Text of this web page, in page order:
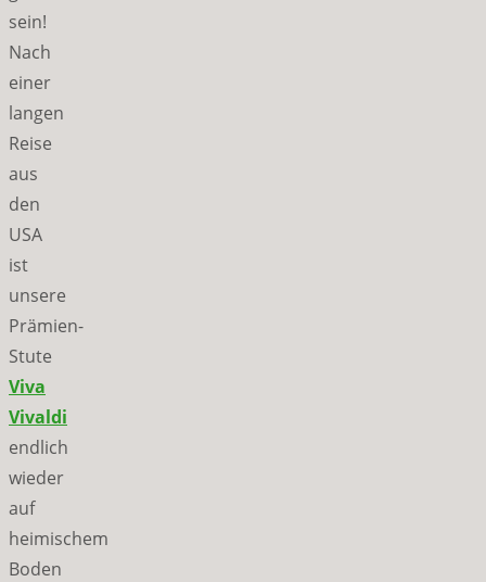
sein!
Nach
einer
langen
Reise
aus
den
USA
ist
unsere
Prämien-
Stute
Viva
Vivaldi
endlich
wieder
auf
heimischem
Boden